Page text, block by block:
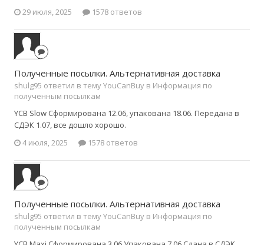
29 июля, 2025
1578 ответов
Полученные посылки. Альтернативная доставка
shulg95 ответил в тему YouCanBuy в Информация по
полученным посылкам
YCB Slow Сформирована 12.06, упакована 18.06. Передана в
СДЭК 1.07, все дошло хорошо.
4 июля, 2025
1578 ответов
Полученные посылки. Альтернативная доставка
shulg95 ответил в тему YouCanBuy в Информация по
полученным посылкам